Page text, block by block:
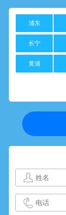
浦东
长宁
黄浦
黄**
张**